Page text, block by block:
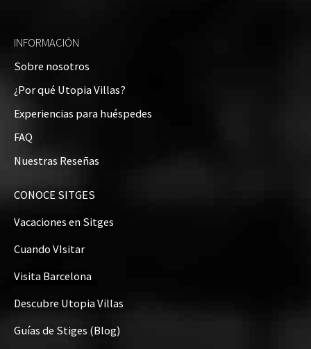
INFORMACIÓN
Sobre nosotros
¿Por qué Utopia Villas?
Experiencias para huéspedes
FAQ
Nuestras Reseñas
CONOCE SITGES
Vacaciones en Sitges
Cuando VIsitar
Visita Barcelona
Descubre Utopia Villas
Guías de Stiges (Blog)